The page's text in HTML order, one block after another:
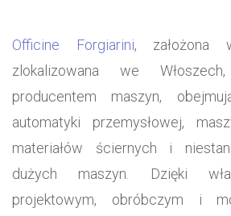
Officine Forgiarini,
zlokalizowana we
producentem maszyn,
automatyki przemysłowej,
materiałów ściernych i
dużych maszyn. Dzięki
projektowym, obróbczym i